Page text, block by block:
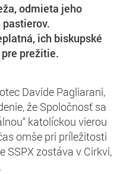
odmieta jeho
ich biskupské
prežitie.
Davide Pagliarani,
že Spoločnosť sa
katolíckou vierou
omše pri príležitosti
SSPX zostáva v Cirkvi,